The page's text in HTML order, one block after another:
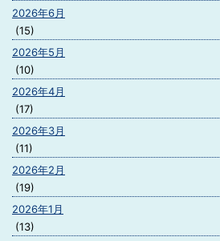
2026年6月
(15)
2026年5月
(10)
2026年4月
(17)
2026年3月
(11)
2026年2月
(19)
2026年1月
(13)